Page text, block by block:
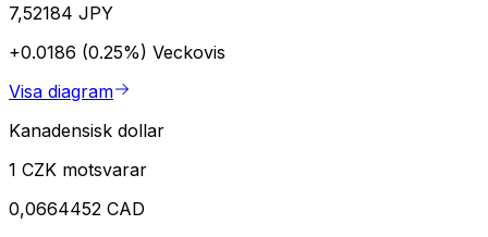
7,52184 JPY
+0.0186 (0.25%) Veckovis
Visa diagram
Kanadensisk dollar
1 CZK motsvarar
0,0664452 CAD